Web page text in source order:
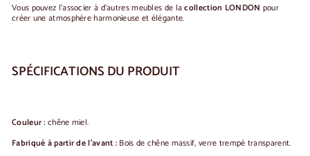
Vous pouvez l'associer à d'autres meubles de lacollection LONDON pour
créer une atmosphère harmonieuse et élégante.
SPÉCIFICATIONS DU PRODUIT
Couleur : chêne miel.
Fabriqué à partir de l'avant : Bois de chêne massif, verre trempé transparent.